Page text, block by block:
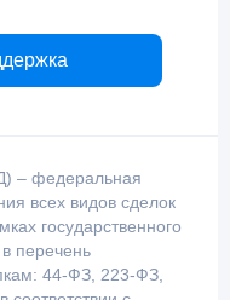
– федеральная
всех видов сделок
государственного
перечень
44-ФЗ, 223-ФЗ,